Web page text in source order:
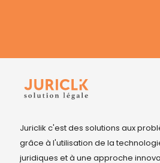
Juriclik c'est des solutions aux
grâce à l'utilisation de la
juridiques et à une approche